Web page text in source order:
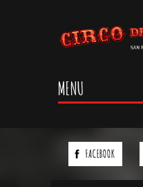
MENU
FACEBOOK